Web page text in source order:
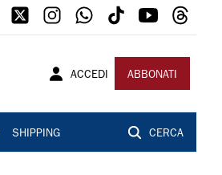
ACCEDI ABBONATI
SHIPPING CERCA